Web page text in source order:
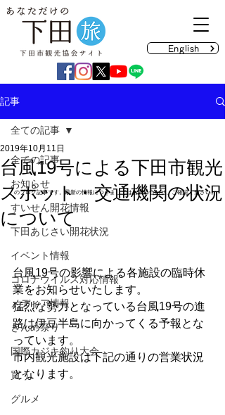
English
記事
全ての記事
お知らせ
すいせん開花情報
下田あじさい開花状況
イベント情報
コロナウイルス対応情報
メディア情報
きんめ祭り
国際カジキ釣り大会
買う
グルメ
全ての記事
台風19号による下田市観光
スポット・交通機関の状況
について
2019年10月11日
台風19号の影響による各施設の臨時休
業をお知らせいたします。
猛烈な勢力となっている台風19号の進
路は伊豆半島に向かってくる予報とな
っています。
市内観光施設は下記の通りの営業状況
となります。
のブログ記事です。最新の情報につきましてはお問い合わせ、ご確認ください。